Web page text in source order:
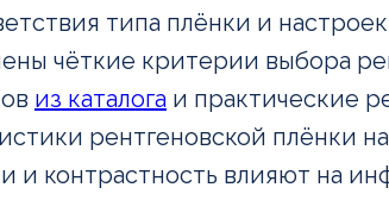
типа плёнки и
чёткие критерии выбора
из каталога и практические
рентгеновской плёнки
и контрастность влияют на